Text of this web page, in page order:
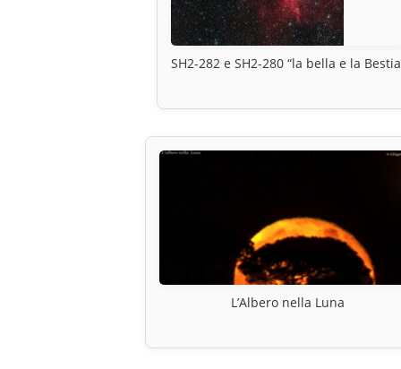
SH2-282 e SH2-280 “la bella e la
L’Albero nella Luna